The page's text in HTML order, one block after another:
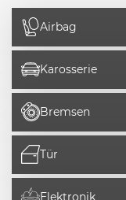
Airbag
Karosserie
Bremsen
Tür
Elektronik